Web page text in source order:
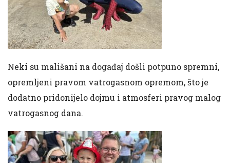
Neki su mališani na događaj došli potpuno spremni,
opremljeni pravom vatrogasnom opremom, što je
dodatno pridonijelo dojmu i atmosferi pravog malog
vatrogasnog dana.